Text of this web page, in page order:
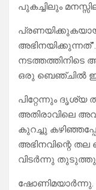
പുകച്ചിലും
ഒരു ബെഞ്ചിൽ
പിറ്റേന്നും ദൃശ്യ
അതിരാവിലെ
കുറച്ചു
അഭിനവിന്റെ തല
വിടർന്നു തുടുത്തു
ഷോണിമയാർന്നു.